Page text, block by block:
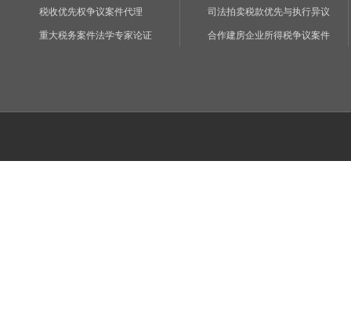
税收优先权争议案件代理
重大税务案件法学专家论证
司法拍卖税款优先与执行异议
合作建房企业所得税争议案件